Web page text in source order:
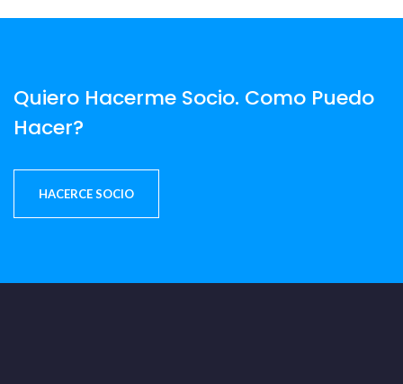
Quiero Hacerme Socio. Como Puedo
Hacer?
HACERCE SOCIO